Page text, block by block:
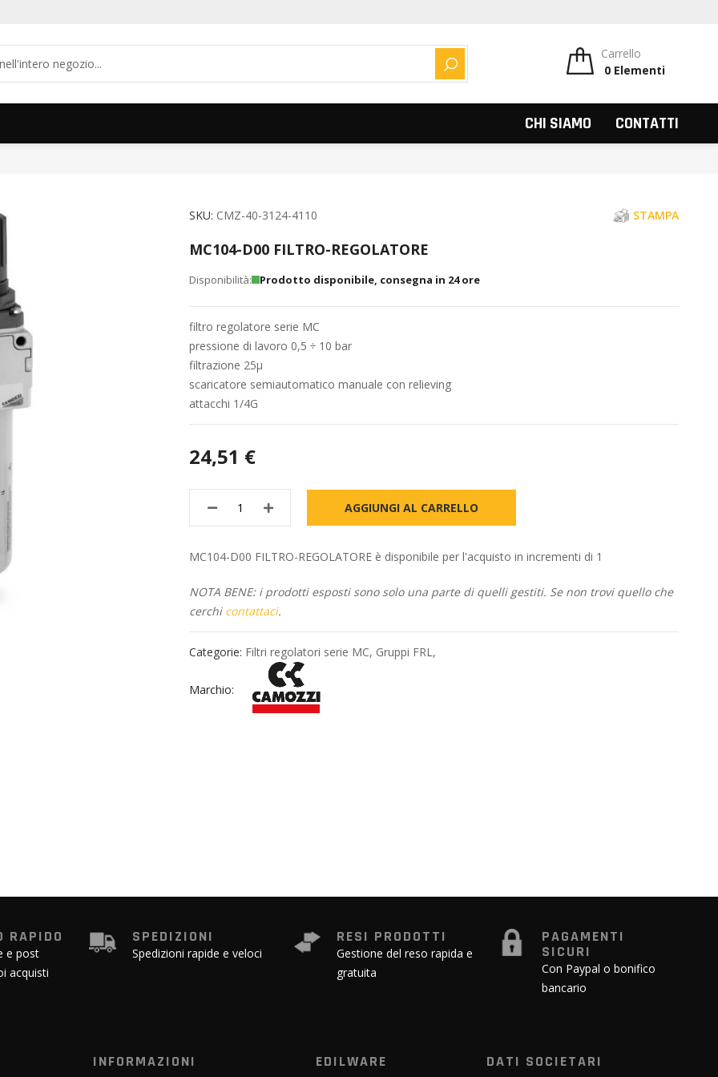
CERCA
Carrello
0 Elementi
CHI SIAMO CONTATTI
SKU CMZ-40-3124-4110 STAMPA
MC104-D00 FILTRO-REGOLATORE
Prodotto disponibile, consegna in 24 ore
filtro regolatore serie MC
pressione di lavoro 0,5 ÷ 10 bar
filtrazione 25µ
scaricatore semiautomatico manuale con relieving
attacchi 1/4G
24,51 €
AGGIUNGI AL CARRELLO
MC104-D00 FILTRO-REGOLATORE è disponibile per l'acquisto in incrementi di 1
NOTA BENE: i prodotti esposti sono solo una parte di quelli gestiti. Se non trovi quello che
cerchi contattaci.
Categorie: Filtri regolatori serie MC, Gruppi FRL,
Marchio:
RAPIDO
e post
acquisti
SPEDIZIONI
Spedizioni rapide e veloci
RESI PRODOTTI
Gestione del reso rapida e
gratuita
PAGAMENTI
SICURI
Con Paypal o bonifico
bancario
INFORMAZIONI EDILWARE DATI SOCIETARI